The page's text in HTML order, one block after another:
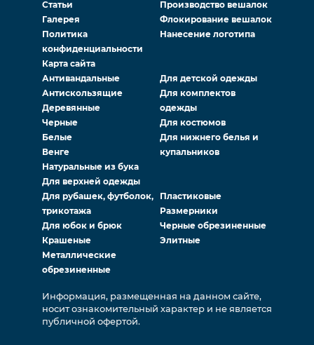
Статьи
Галерея
Политика
конфиденциальности
Карта сайта
Производство вешалок
Флокирование вешалок
Нанесение логотипа
Антивандальные
Антискользящие
Деревянные
Черные
Белые
Венге
Натуральные из бука
Для верхней одежды
Для детской одежды
Для комплектов
одежды
Для костюмов
Для нижнего белья и
купальников
Для рубашек, футболок,
трикотажа
Для юбок и брюк
Крашеные
Металлические
обрезиненные
Пластиковые
Размерники
Черные обрезиненные
Элитные
Информация, размещенная на данном сайте,
носит ознакомительный характер и не является
публичной офертой.